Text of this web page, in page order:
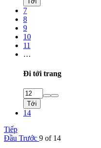
7
8
9
10
11
…
Đi tới trang
Tới
14
Tiếp
Đầu Trước 9 of 14